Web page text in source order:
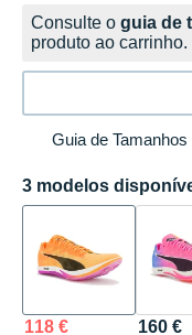
Consulte o guia de
produto ao carrinho.
Guia de Tamanhos
3 modelos
118 € 160 €